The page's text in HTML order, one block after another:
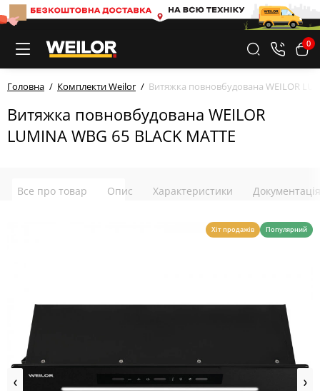
0
Головна Комплекти Weilor Витяжка повновбудована WEILOR
Витяжка повновбудована WEILOR
LUMINA WBG 65 BLACK MATTE
Все про товар Опис Характеристики Документація
Хіт продажів Популярний